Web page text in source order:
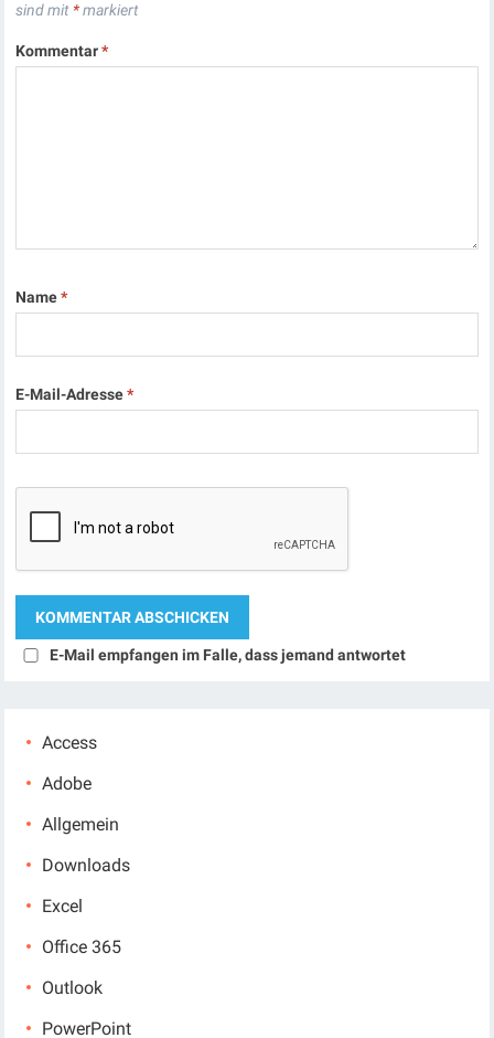
sind mit *markiert
Kommentar*
Name*
E-Mail-Adresse*
E-Mail empfangen im Falle, dass jemand antwortet
Access
Adobe
Allgemein
Downloads
Excel
Office 365
Outlook
PowerPoint